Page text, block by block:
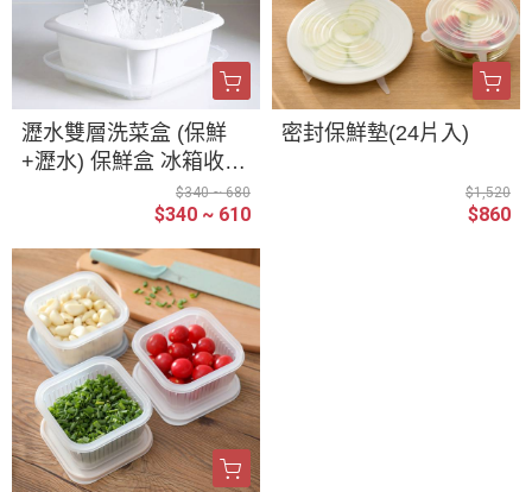
瀝水雙層洗菜盒 (保鮮
+瀝水) 保鮮盒 冰箱收納
洗菜 洗水果 瀝水籃 備
菜盤 瀝水保鮮盒
$340 ~ 680
$340 ~ 610
密封保鮮墊(24片入)
$1,520
$860